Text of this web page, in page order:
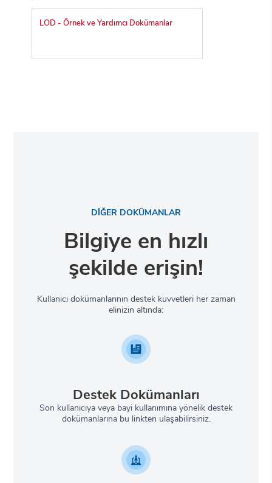
LOD - Örnek ve Yardımcı Dokümanlar
DİĞER DOKÜMANLAR
Bilgiye en hızlı
şekilde erişin!
Kullanıcı dokümanlarının destek kuvvetleri her zaman
elinizin altında:
Destek Dokümanları
Son kullanıcıya veya bayi kullanımına yönelik destek
dokümanlarına bu linkten ulaşabilirsiniz.